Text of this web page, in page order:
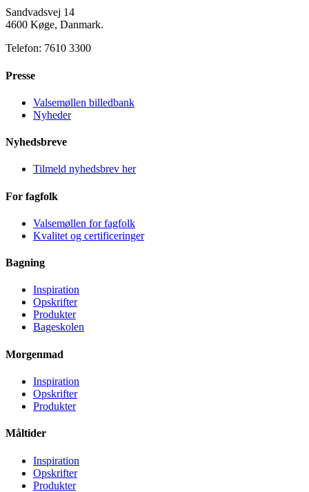
Sandvadsvej 14
4600 Køge, Danmark.
Telefon: 7610 3300
Presse
Valsemøllen billedbank
Nyheder
Nyhedsbreve
Tilmeld nyhedsbrev her
For fagfolk
Valsemøllen for fagfolk
Kvalitet og certificeringer
Bagning
Inspiration
Opskrifter
Produkter
Bageskolen
Morgenmad
Inspiration
Opskrifter
Produkter
Måltider
Inspiration
Opskrifter
Produkter